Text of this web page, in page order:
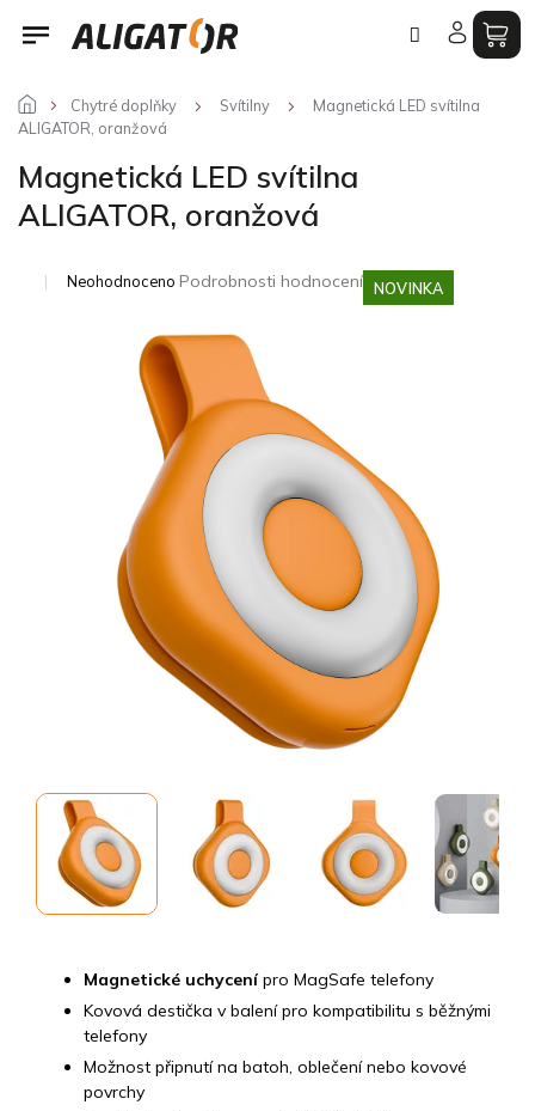
Přejít
Chytré doplňky Svítilny
Magnetická LED svítilna
ALIGATOR, oranžová
Magnetická LED svítilna
ALIGATOR, oranžová
NOVINKA
Průměrné
Neohodnoceno Podrobnosti hodnocení
Magnetické uchycenípro MagSafe telefony
Kovová destička v balení pro kompatibilitu s běžnými
telefony
Možnost připnutí na batoh, oblečení nebo kovové
povrchy